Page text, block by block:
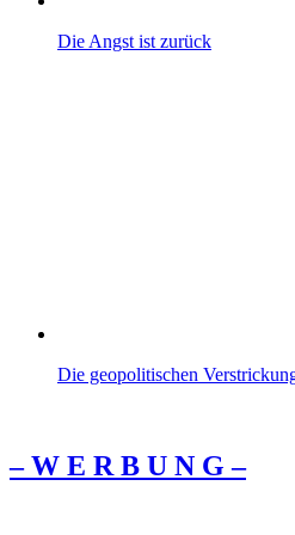
Die Angst ist zurück
Die geopolitischen
– W Ε R Β U Ν G –